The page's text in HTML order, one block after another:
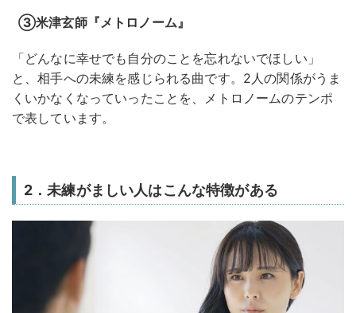
③米津玄師『メトロノーム』
「どんなに幸せでも自分のことを忘れないでほしい」
と、相手への未練を感じられる曲です。2人の関係がうま
くいかなくなっていったことを、メトロノームのテンポ
で表しています。
2．未練がましい人はこんな特徴がある